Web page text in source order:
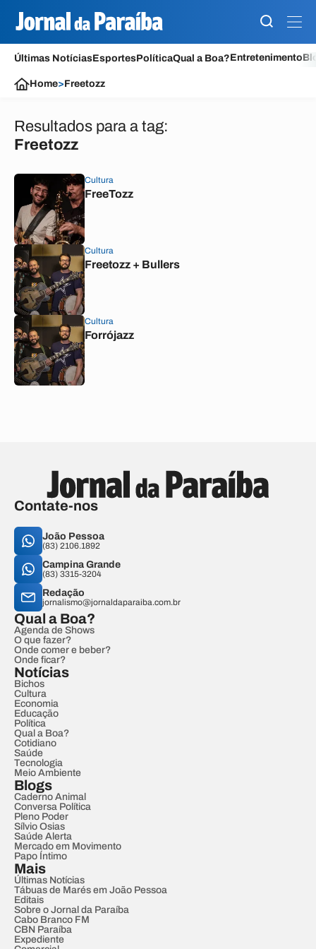
Últimas NotíciasEsportesPolíticaQual a Boa?Entretenimento
Home>Freetozz
Resultados para a tag:
Freetozz
Cultura
FreeTozz
Cultura
Freetozz + Bullers
Cultura
Forrójazz
Contate-nos
João Pessoa
(83) 2106.1892
Campina Grande
(83) 3315-3204
Redação
jornalismo@jornaldaparaiba.com.br
Qual a Boa?
Agenda de Shows
O que fazer?
Onde comer e beber?
Onde ficar?
Notícias
Bichos
Cultura
Economia
Educação
Política
Qual a Boa?
Cotidiano
Saúde
Tecnologia
Meio Ambiente
Blogs
Caderno Animal
Conversa Política
Pleno Poder
Sílvio Osias
Saúde Alerta
Mercado em Movimento
Papo Íntimo
Mais
Últimas Notícias
Tábuas de Marés em João Pessoa
Editais
Sobre o Jornal da Paraíba
Cabo Branco FM
CBN Paraíba
Expediente